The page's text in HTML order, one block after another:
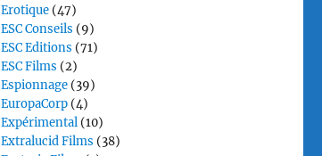
Erotique (47)
ESC Conseils (9)
ESC Editions (71)
ESC Films (2)
Espionnage (39)
EuropaCorp (4)
Expérimental (10)
Extralucid Films (38)